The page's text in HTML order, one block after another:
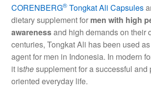
CORENBERG®Tongkat Ali Capsules
dietary supplement for men with high
awarenessand high demands on their
centuries, Tongkat Ali has been used
agent for men in Indonesia. In modern
it isthesupplement for a successful and
oriented everyday life.